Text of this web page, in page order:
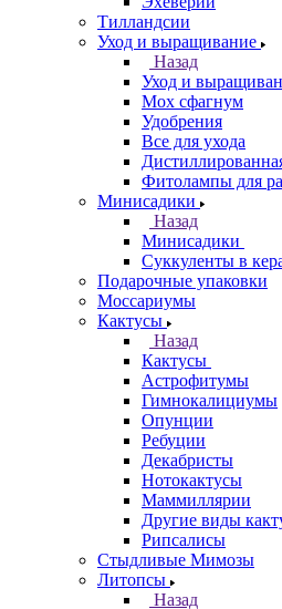
Тилландсии
Уход и выращивание
Назад
Уход и
Мох сфагнум
Удобрения
Все для ухода
Фитолампы для
Минисадики
Назад
Минисадики
Суккуленты в
Подарочные упаковки
Моссариумы
Кактусы
Назад
Кактусы
Астрофитумы
Гимнокалициумы
Опунции
Ребуции
Декабристы
Нотокактусы
Маммиллярии
Другие виды
Рипсалисы
Стыдливые Мимозы
Литопсы
Назад